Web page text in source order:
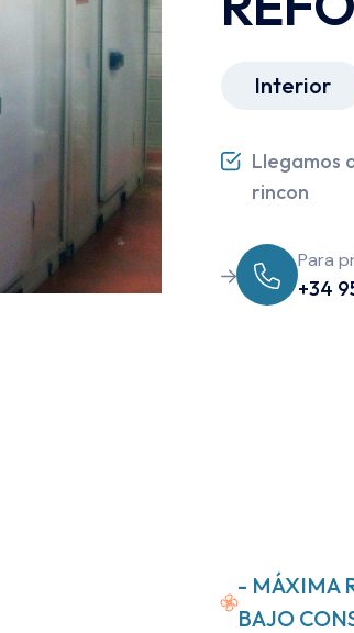
Interior
Llegamos
rincon
Para
+34
- MÁXIMA
BAJO